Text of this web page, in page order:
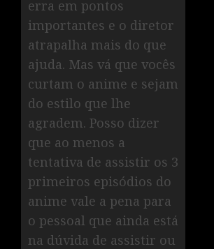
erra em pontos
importantes e o diretor
atrapalha mais do que
ajuda. Mas vá que vocês
curtam o anime e sejam
do estilo que lhe
agradem. Posso dizer
que ao menos a
tentativa de assistir os 3
primeiros episódios do
anime vale a pena para
o pessoal que ainda está
na dúvida de assistir ou